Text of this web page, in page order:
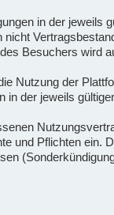
in der jeweils
Besuchers wird
Nutzung der
in der jeweils
und Pflichten ein.